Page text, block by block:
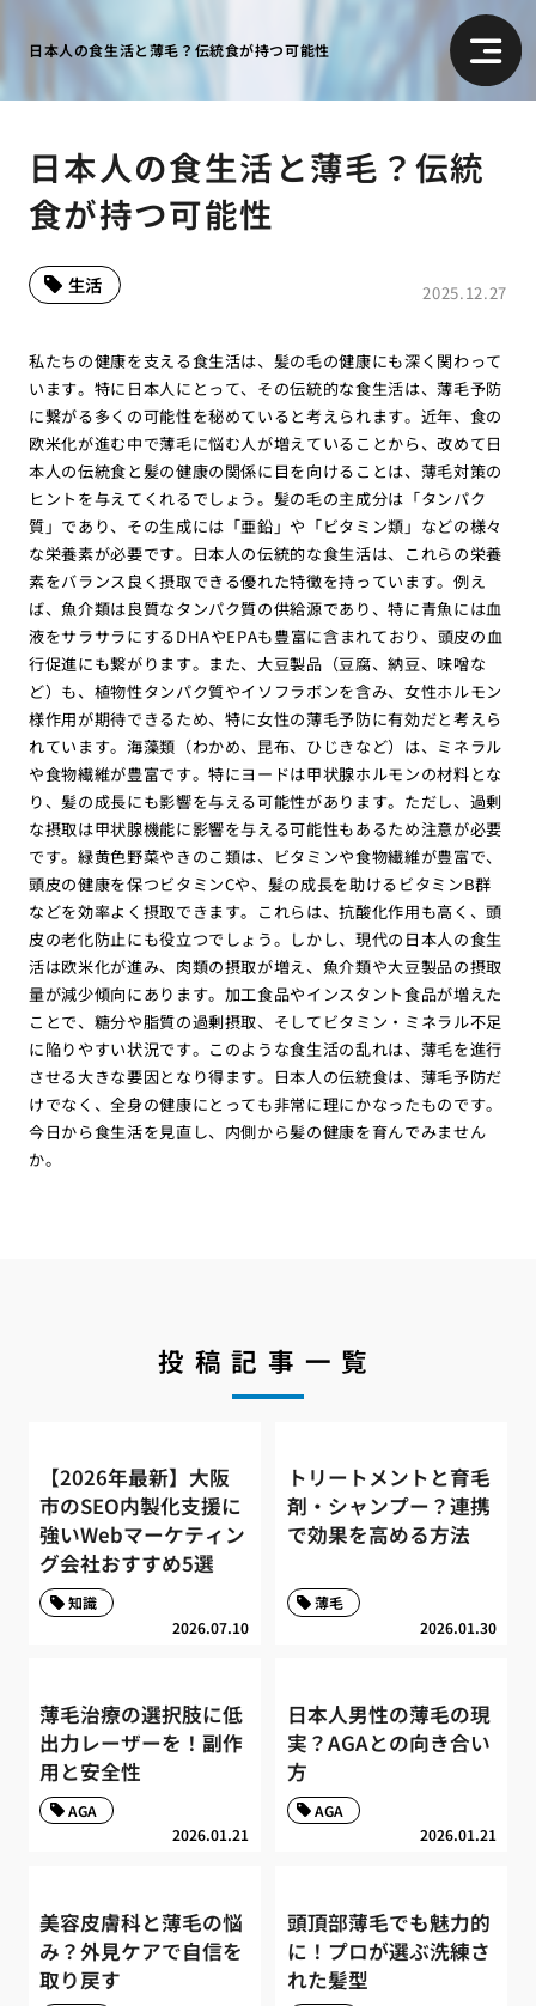
日本人の食生活と薄毛？伝統食が持つ可能性
日本人の食生活と薄毛？伝統
食が持つ可能性
2025.12.27
生活
私たちの健康を支える食生活は、髪の毛の健康にも深く関わって
います。特に日本人にとって、その伝統的な食生活は、薄毛予防
に繋がる多くの可能性を秘めていると考えられます。近年、食の
欧米化が進む中で薄毛に悩む人が増えていることから、改めて日
本人の伝統食と髪の健康の関係に目を向けることは、薄毛対策の
ヒントを与えてくれるでしょう。髪の毛の主成分は「タンパク
質」であり、その生成には「亜鉛」や「ビタミン類」などの様々
な栄養素が必要です。日本人の伝統的な食生活は、これらの栄養
素をバランス良く摂取できる優れた特徴を持っています。例え
ば、魚介類は良質なタンパク質の供給源であり、特に青魚には血
液をサラサラにするDHAやEPAも豊富に含まれており、頭皮の血
行促進にも繋がります。また、大豆製品（豆腐、納豆、味噌な
ど）も、植物性タンパク質やイソフラボンを含み、女性ホルモン
様作用が期待できるため、特に女性の薄毛予防に有効だと考えら
れています。海藻類（わかめ、昆布、ひじきなど）は、ミネラル
や食物繊維が豊富です。特にヨードは甲状腺ホルモンの材料とな
り、髪の成長にも影響を与える可能性があります。ただし、過剰
な摂取は甲状腺機能に影響を与える可能性もあるため注意が必要
です。緑黄色野菜やきのこ類は、ビタミンや食物繊維が豊富で、
頭皮の健康を保つビタミンCや、髪の成長を助けるビタミンB群
などを効率よく摂取できます。これらは、抗酸化作用も高く、頭
皮の老化防止にも役立つでしょう。しかし、現代の日本人の食生
活は欧米化が進み、肉類の摂取が増え、魚介類や大豆製品の摂取
量が減少傾向にあります。加工食品やインスタント食品が増えた
ことで、糖分や脂質の過剰摂取、そしてビタミン・ミネラル不足
に陥りやすい状況です。このような食生活の乱れは、薄毛を進行
させる大きな要因となり得ます。日本人の伝統食は、薄毛予防だ
けでなく、全身の健康にとっても非常に理にかなったものです。
今日から食生活を見直し、内側から髪の健康を育んでみません
か。
投稿記事一覧
【2026年最新】大阪
市のSEO内製化支援に
強いWebマーケティン
グ会社おすすめ5選
2026.07.10
知識
トリートメントと育毛
剤・シャンプー？連携
で効果を高める方法
2026.01.30
薄毛
薄毛治療の選択肢に低
出力レーザーを！副作
用と安全性
2026.01.21
AGA
日本人男性の薄毛の現
実？AGAとの向き合い
方
2026.01.21
AGA
美容皮膚科と薄毛の悩
み？外見ケアで自信を
取り戻す
頭頂部薄毛でも魅力的
に！プロが選ぶ洗練さ
れた髪型